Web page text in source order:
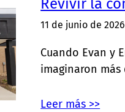
Revivir la
11 de junio de 2026
Cuando Evan y
imaginaron más
Leer más >>